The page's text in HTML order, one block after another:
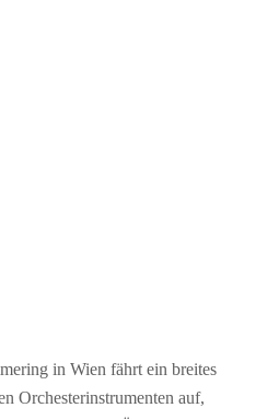
in Wien fährt ein breites
Orchesterinstrumenten auf,